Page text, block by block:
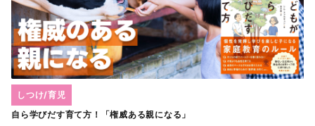
自ら学びだす育て方！「権威ある親になる」
しつけ/育児